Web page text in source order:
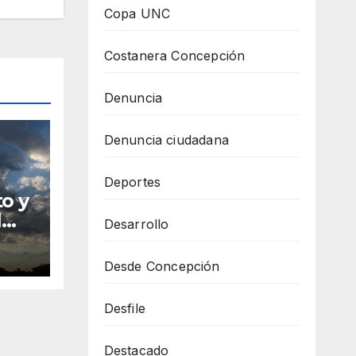
y
Copa UNC
Costanera Concepción
Denuncia
Denuncia ciudadana
Deportes
Desarrollo
Desde Concepción
Desfile
Destacado